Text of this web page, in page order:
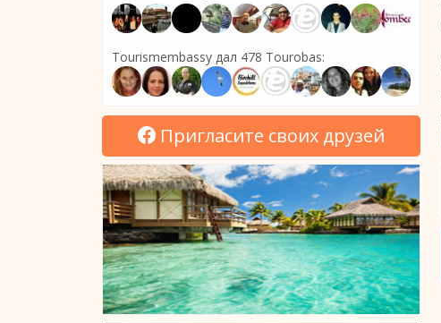
Tourismembassy дал 478 Tourobas:
Пригласите своих друзей